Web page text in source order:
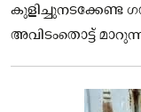
കുളിച്ചുനടക്കേണ്ട
അവിടംതൊട്ട്